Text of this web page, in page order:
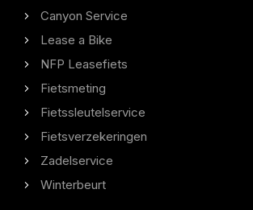
Canyon Service
Lease a Bike
NFP Leasefiets
Fietsmeting
Fietssleutelservice
Fietsverzekeringen
Zadelservice
Winterbeurt